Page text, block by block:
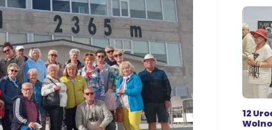
Solec Kujawski
Wzgórze Wolności
Szubin
Strzelno
Wyżyny Kapuściska
Szwederowo
12